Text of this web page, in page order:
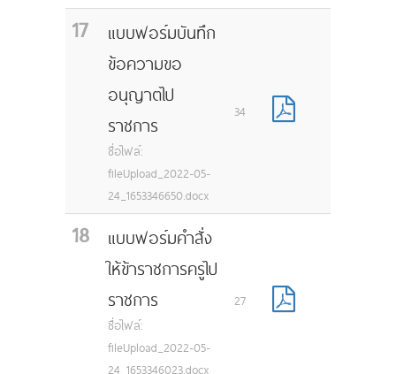
17
แบบฟอร์มบันทึก
ข้อความขอ
อนุญาตไป
ราชการ
ชื่อไฟล์:
fileUpload_2022-05-
24_1653346650.docx
34
18
แบบฟอร์มคำสั่ง
ให้ข้าราชการครูไป
ราชการ
ชื่อไฟล์:
fileUpload_2022-05-
24_1653346023.docx
27